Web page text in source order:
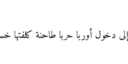
أوربا حربا طاحنة كلفتها